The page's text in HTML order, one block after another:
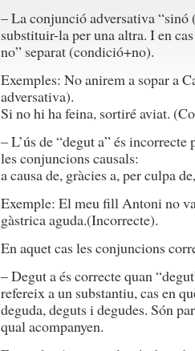
– La conjunció adversativa “sinó
substituir-la per una altra. I en
no” separat (condició+no).
Exemples: No anirem a sopar a
adversativa).
Si no hi ha feina, sortiré aviat.
– L’ús de “degut a” és
les conjuncions causals:
a causa de, gràcies a, per culpa
Exemple: El meu fill Antoni no
gàstrica aguda.(Incorrecte).
En aquet cas les conjuncions
– Degut a és correcte quan
refereix a un substantiu, cas en
deguda, deguts i degudes. Són
qual acompanyen.